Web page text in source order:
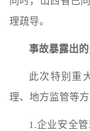
理疏导。‌‌
事故暴露出
此次特别重
理、地方监管等
‌1.企业安全